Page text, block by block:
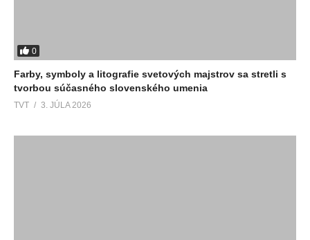
0
Farby, symboly a litografie svetových majstrov sa stretli s
tvorbou súčasného slovenského umenia
TVT 3. JÚLA 2026